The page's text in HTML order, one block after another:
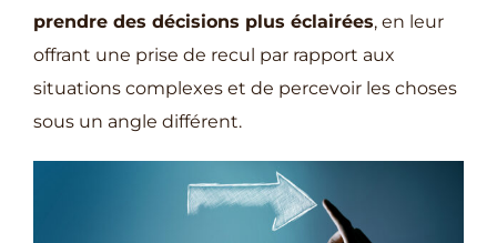
prendre des décisions plus éclairées, en leur
offrant une prise de recul par rapport aux
situations complexes et de percevoir les choses
sous un angle différent.